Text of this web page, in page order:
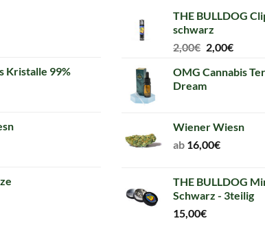
Kristalle 99%
THE BULLDOG
schwarz
2,00€ Original
was:
2,00€.
2,00€
is:
OMG Cannabis
Dream
Wiener Wiesn
ab 16,00€
THE BULLDOG
Schwarz - 3teilig
15,00€